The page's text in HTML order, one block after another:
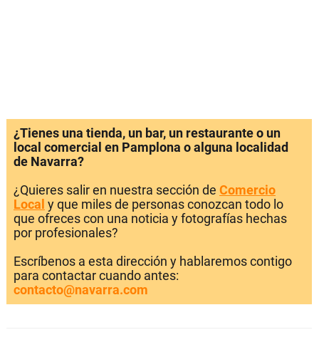
¿Tienes una tienda, un bar, un restaurante o un
local comercial en Pamplona o alguna localidad
de Navarra?
¿Quieres salir en nuestra sección de Comercio
Local y que miles de personas conozcan todo lo
que ofreces con una noticia y fotografías hechas
por profesionales?
Escríbenos a esta dirección y hablaremos contigo
para contactar cuando antes:
contacto@navarra.com